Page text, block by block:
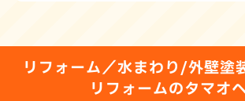
リフォーム／水まわり/外壁塗
リフォームのタマオ